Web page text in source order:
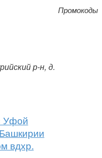
Промокоды
р-н, д.
Уфой
вдхр.